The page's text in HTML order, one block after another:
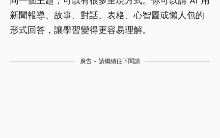
新聞報導、故事、對話、表格、心智圖或懶人包的
形式回答，讓學習變得更容易理解。
廣告 - 請繼續往下閱讀